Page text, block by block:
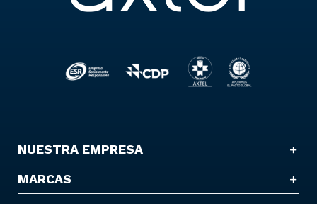
NUESTRA EMPRESA
MARCAS